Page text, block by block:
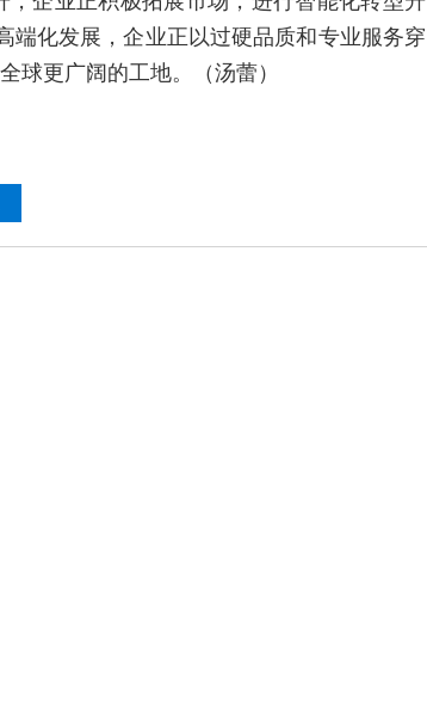
端化发展，企业正以过硬品质和专业服务穿
球更广阔的工地。（汤蕾）